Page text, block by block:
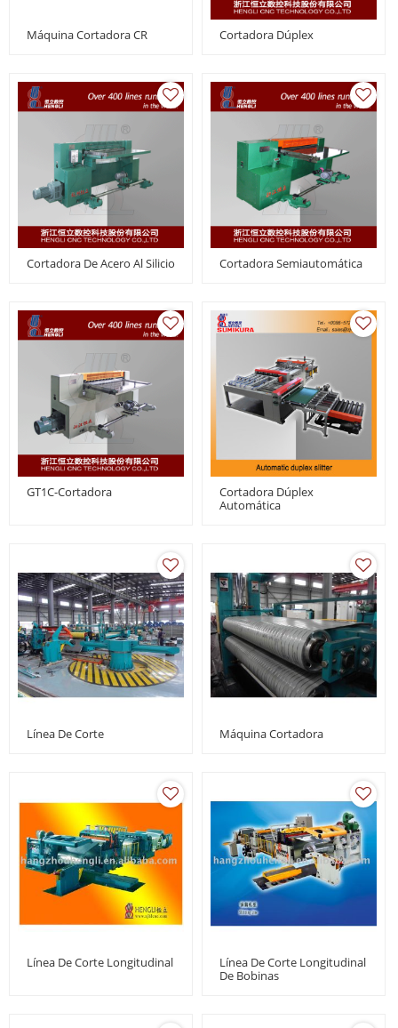
Máquina Cortadora CR Cortadora Dúplex
Cortadora De Acero Al Silicio Cortadora Semiautomática
GT1C-Cortadora
Cortadora Dúplex
Automática
Línea De Corte Máquina Cortadora
Línea De Corte Longitudinal
Línea De Corte Longitudinal
De Bobinas